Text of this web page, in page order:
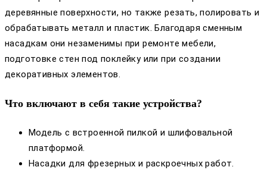
деревянные поверхности, но также резать, полировать и
обрабатывать металл и пластик. Благодаря сменным
насадкам они незаменимы при ремонте мебели,
подготовке стен под поклейку или при создании
декоративных элементов.
Что включают в себя такие устройства?
Модель с встроенной пилкой и шлифовальной
платформой.
Насадки для фрезерных и раскроечных работ.